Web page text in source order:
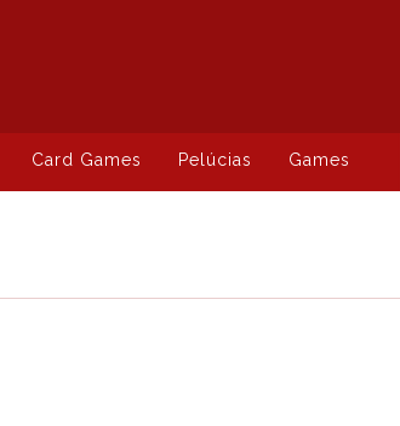
Card Games Pelúcias Games